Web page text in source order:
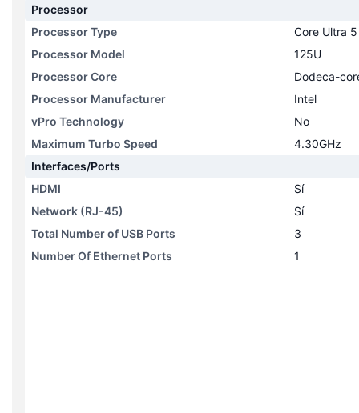
Processor
Processor Type
Core Ultra 5
Processor Model
125U
Processor Core
Dodeca-
Processor Manufacturer
Intel
vPro Technology
No
Maximum Turbo Speed
4.30GHz
Interfaces/Ports
HDMI
Sí
Network (RJ-45)
Sí
Total Number of USB Ports
3
Number Of Ethernet Ports
1